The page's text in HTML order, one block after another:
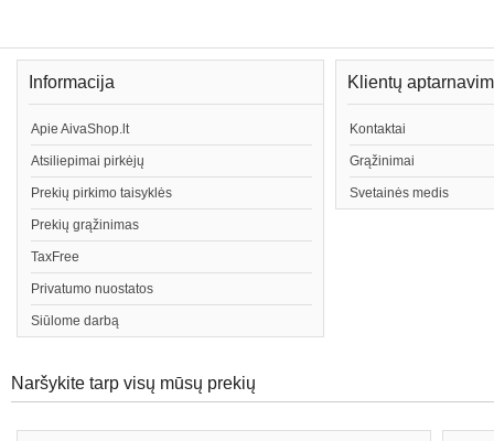
Informacija
Apie AivaShop.lt
Atsiliepimai pirkėjų
Prekių pirkimo taisyklės
Prekių grąžinimas
TaxFree
Privatumo nuostatos
Siūlome darbą
Klientų
Kontaktai
Grąžinimai
Svetainės medis
Naršykite tarp visų mūsų prekių